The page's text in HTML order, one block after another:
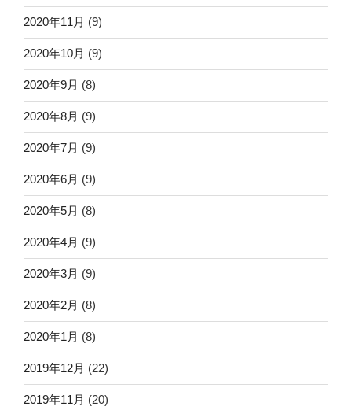
2020年11月 (9)
2020年10月 (9)
2020年9月 (8)
2020年8月 (9)
2020年7月 (9)
2020年6月 (9)
2020年5月 (8)
2020年4月 (9)
2020年3月 (9)
2020年2月 (8)
2020年1月 (8)
2019年12月 (22)
2019年11月 (20)